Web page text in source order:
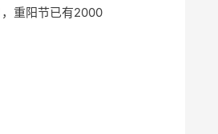
重阳节已有2000